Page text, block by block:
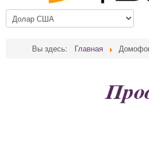
Вы здесь: Главная